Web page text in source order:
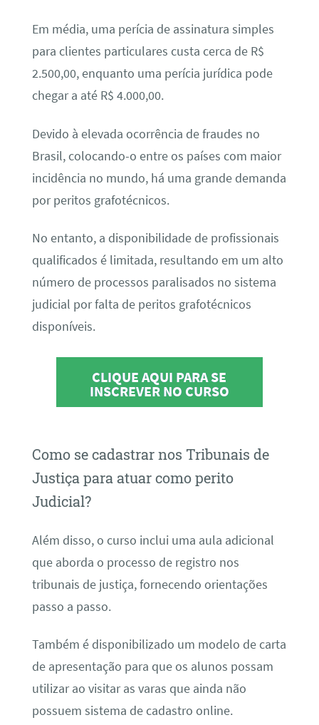
Em média, uma perícia de assinatura simples
para clientes particulares custa cerca de R$
2.500,00, enquanto uma perícia jurídica pode
chegar a até R$ 4.000,00.
Devido à elevada ocorrência de fraudes no
Brasil, colocando-o entre os países com maior
incidência no mundo, há uma grande demanda
por peritos grafotécnicos.
No entanto, a disponibilidade de profissionais
qualificados é limitada, resultando em um alto
número de processos paralisados no sistema
judicial por falta de peritos grafotécnicos
disponíveis.
CLIQUE AQUI PARA SE
INSCREVER NO CURSO
Como se cadastrar nos Tribunais de
Justiça para atuar como perito
Judicial?
Além disso, o curso inclui uma aula adicional
que aborda o processo de registro nos
tribunais de justiça, fornecendo orientações
passo a passo.
Também é disponibilizado um modelo de carta
de apresentação para que os alunos possam
utilizar ao visitar as varas que ainda não
possuem sistema de cadastro online.